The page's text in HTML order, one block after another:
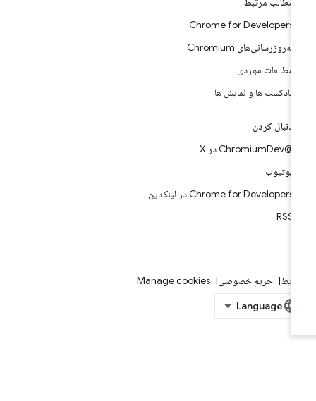
Chrome for Developers
به‌روزرسانی‌های Chromium
مطالعات موردی
پادکست ها و نمایش ها
دنبال کردن
یوتیوب
Chrome for Developers در لینکدین
حریم خصوصی Manage cookies